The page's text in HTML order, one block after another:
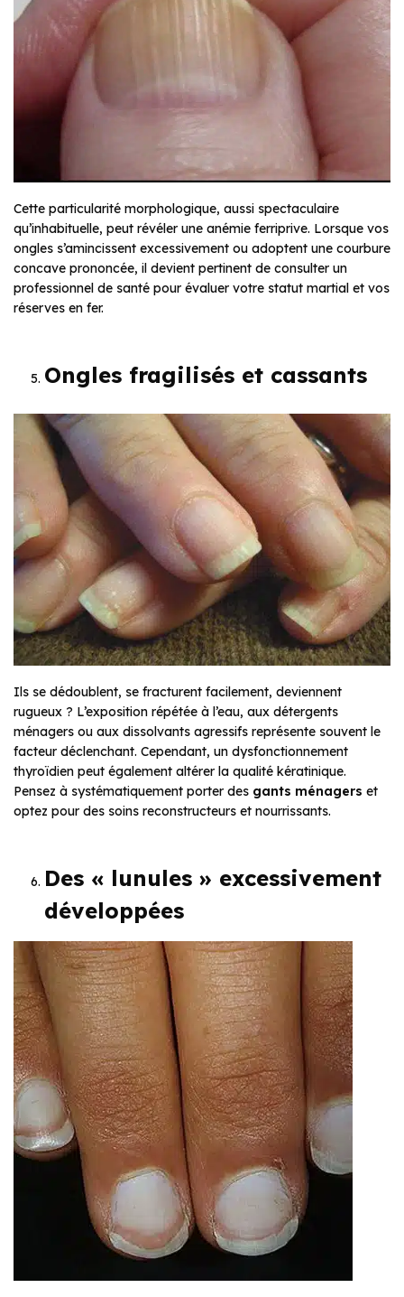
Cette particularité morphologique, aussi spectaculaire
qu’inhabituelle, peut révéler une anémie ferriprive. Lorsque vos
ongles s’amincissent excessivement ou adoptent une courbure
concave prononcée, il devient pertinent de consulter un
professionnel de santé pour évaluer votre statut martial et vos
réserves en fer.
Ongles fragilisés et cassants
Ils se dédoublent, se fracturent facilement, deviennent
rugueux ? L’exposition répétée à l’eau, aux détergents
ménagers ou aux dissolvants agressifs représente souvent le
facteur déclenchant. Cependant, un dysfonctionnement
thyroïdien peut également altérer la qualité kératinique.
Pensez à systématiquement porter des gants ménagers et
optez pour des soins reconstructeurs et nourrissants.
Des « lunules » excessivement
développées